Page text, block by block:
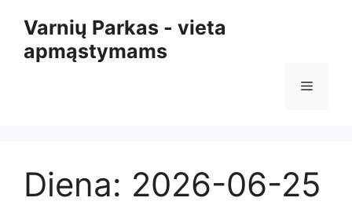
turinio
Varnių Parkas - vieta
apmąstymams
Meniu
Diena: 2026-06-25